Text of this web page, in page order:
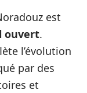
est
ouvert.
l’évolution
par des
et